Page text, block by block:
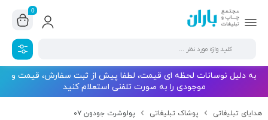
0
به دلیل نوسانات لحظه ای قیمت، لطفا پیش از ثبت سفارش، قیمت و
موجودی را به صورت تلفنی استعلام کنید
هدایای تبلیغاتی پوشاک تبلیغاتی پولوشرت جودون ۰۷